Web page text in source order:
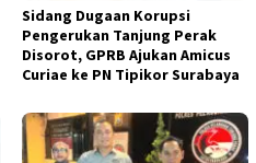
Sidang Dugaan Korupsi
Pengerukan Tanjung Perak
Disorot, GPRB Ajukan Amicus
Curiae ke PN Tipikor Surabaya